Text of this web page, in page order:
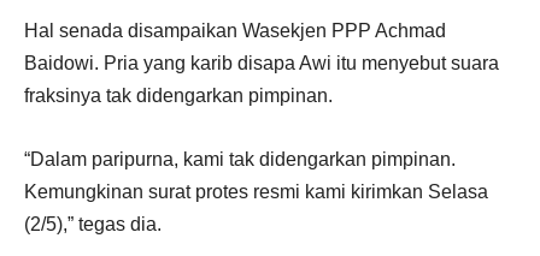
Hal senada disampaikan Wasekjen PPP Achmad
Baidowi. Pria yang karib disapa Awi itu menyebut suara
fraksinya tak didengarkan pimpinan.
“Dalam paripurna, kami tak didengarkan pimpinan.
Kemungkinan surat protes resmi kami kirimkan Selasa
(2/5),” tegas dia.